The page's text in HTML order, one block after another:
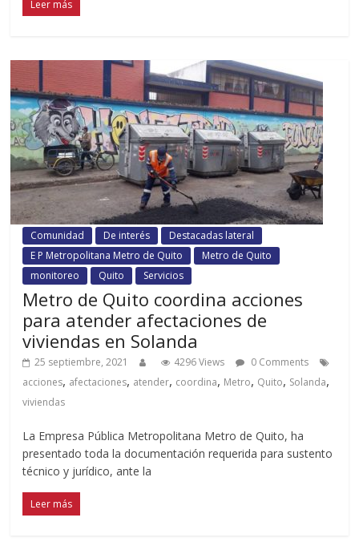
Leer más
Comunidad De interés
Destacadas lateral
E P Metropolitana Metro de Quito
Metro de Quito
monitoreo
Quito Servicios
Metro de Quito coordina acciones
para atender afectaciones de
viviendas en Solanda
25 septiembre, 2021 4296 Views
0 Comments
acciones, afectaciones, atender, coordina, Metro, Quito, Solanda,
viviendas
La Empresa Pública Metropolitana Metro de Quito, ha
presentado toda la documentación requerida para sustento
técnico y jurídico, ante la
Leer más